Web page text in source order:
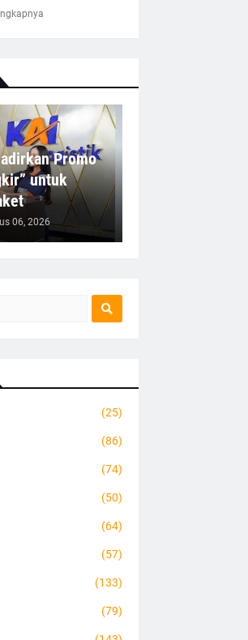
Promo
untuk
06, 2026
(25)
(86)
(74)
(50)
(64)
(57)
(133)
(79)